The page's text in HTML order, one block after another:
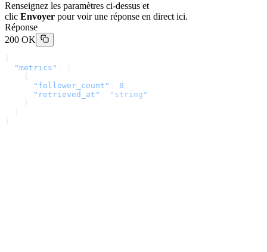
Renseignez les paramètres ci-dessus et
clic Envoyer pour voir une réponse en direct ici.
Réponse
200 OK
{
  "metrics"
: [
    {
      "follower_count"
: 0 ,
      "retrieved_at"
:
"string"
    }
}